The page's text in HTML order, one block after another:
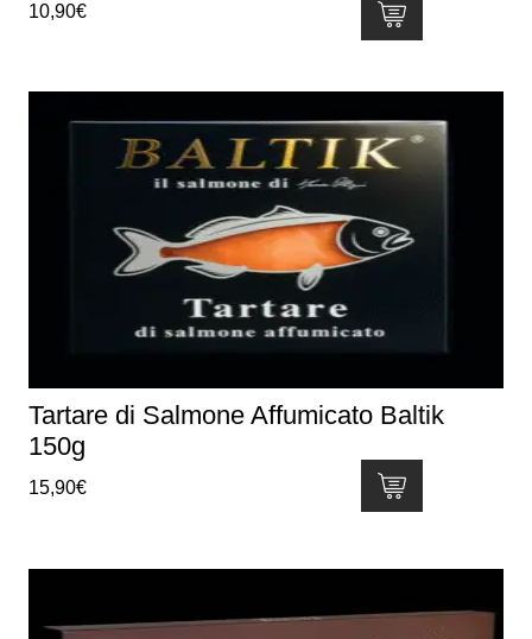
10,90€
Tartare di Salmone Affumicato Baltik
150g
15,90€